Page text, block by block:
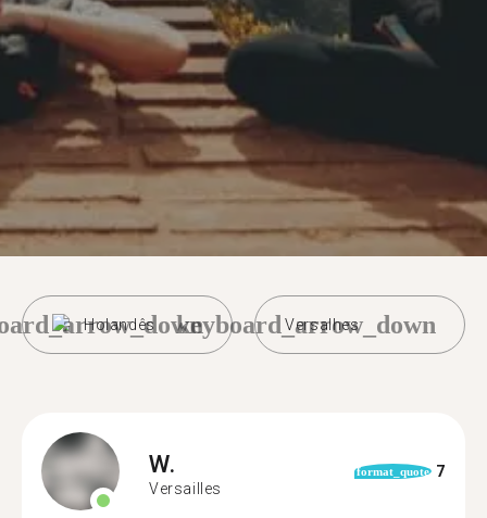
Holandês Versalhes
keyboard_arrow_down
W.
Versailles
format_quote 7